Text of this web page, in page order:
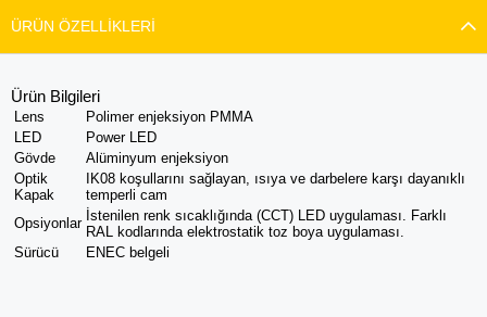
ÜRÜN ÖZELLIKLERI
Ürün Bilgileri
Lens
Polimer enjeksiyon PMMA
LED
Power LED
Gövde
Alüminyum enjeksiyon
Optik
Kapak
IK08 koşullarını sağlayan, ısıya ve darbelere karşı dayanıklı
temperli cam
Opsiyonlar İstenilen renk sıcaklığında (CCT) LED uygulaması. Farklı
RAL kodlarında elektrostatik toz boya uygulaması.
Sürücü
ENEC belgeli